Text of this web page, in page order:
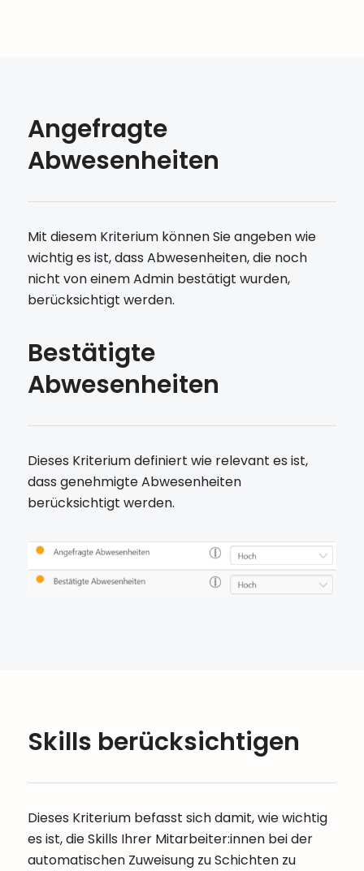
Angefragte
Abwesenheiten
Mit diesem Kriterium können Sie angeben wie
wichtig es ist, dass Abwesenheiten, die noch
nicht von einem Admin bestätigt wurden,
berücksichtigt werden.
Bestätigte
Abwesenheiten
Dieses Kriterium definiert wie relevant es ist,
dass genehmigte Abwesenheiten
berücksichtigt werden.
Skills berücksichtigen
Dieses Kriterium befasst sich damit, wie wichtig
es ist, die Skills Ihrer Mitarbeiter:innen bei der
automatischen Zuweisung zu Schichten zu